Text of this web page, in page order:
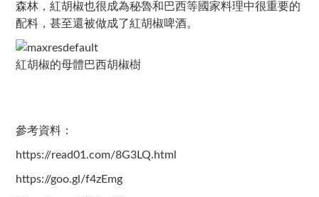
森林，紅胡椒也很成為秘魯和巴西等國家料理中很重要的
配料，甚至還被做成了紅胡椒啤酒。
紅胡椒的母體巴西胡椒樹
參考資料：
https://read01.com/8G3LQ.html
https://goo.gl/f4zEmg